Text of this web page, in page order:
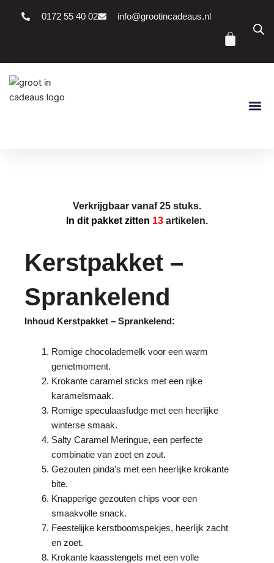
0172 55 40 02 info@grootincadeaus.nl
Kerstpakket –
Sprankelend
Inhoud Kerstpakket – Sprankelend :
Romige chocolademelk voor een warm
genietmoment.
Krokante caramel sticks met een rijke
karamelsmaak.
Romige speculaasfudge met een heerlijke
winterse smaak.
Salty Caramel Meringue, een perfecte
combinatie van zoet en zout.
Gezouten pinda’s met een heerlijke krokante
bite.
Knapperige gezouten chips voor een
smaakvolle snack.
Feestelijke kerstboomspekjes, heerlijk zacht
en zoet.
Krokante kaasstengels met een volle
Verkrijgbaar vanaf 25 stuks.
In dit pakket zitten 13 artikelen.